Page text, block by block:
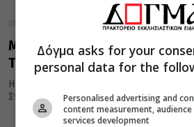
06 Μαρτίου 2018
Μνήμη Ευρέσεως Τιμίου
Τιμίων Ήλων υπό της Αγίας
Η Εκκλησία τιμά σήμερα 6 Μαρτίου τη
Σταυρού μετά των Τιμίων Ήλων υπό της
Δόγμα asks for your
personal data for the
Personalised advertising and
content measurement, audience
services development